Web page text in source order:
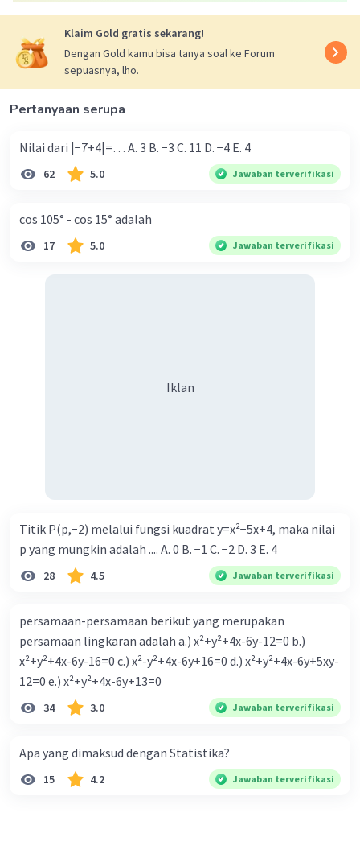
Klaim Gold gratis sekarang!
Dengan Gold kamu bisa tanya soal ke Forum
sepuasnya, lho.
Pertanyaan serupa
Nilai dari |−7+4|=… A. 3 B. −3 C. 11 D. −4 E. 4
62 5.0 Jawaban terverifikasi
cos 105° - cos 15° adalah
17 5.0 Jawaban terverifikasi
Iklan
Titik P(p,−2) melalui fungsi kuadrat y=x²−5x+4, maka nilai
p yang mungkin adalah .... A. 0 B. −1 C. −2 D. 3 E. 4
28 4.5 Jawaban terverifikasi
persamaan-persamaan berikut yang merupakan
persamaan lingkaran adalah a.) x²+y²+4x-6y-12=0 b.)
x²+y²+4x-6y-16=0 c.) x²-y²+4x-6y+16=0 d.) x²+y²+4x-6y+5xy-
12=0 e.) x²+y²+4x-6y+13=0
34 3.0 Jawaban terverifikasi
Apa yang dimaksud dengan Statistika?
15 4.2 Jawaban terverifikasi